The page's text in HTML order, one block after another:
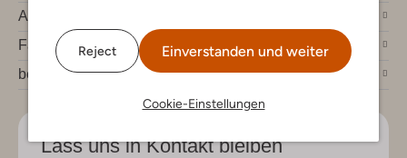
Reject Einverstanden und weiter
Cookie-Einstellungen
Account
Fashion News
bei Omoda
Lass uns in Kontakt bleiben